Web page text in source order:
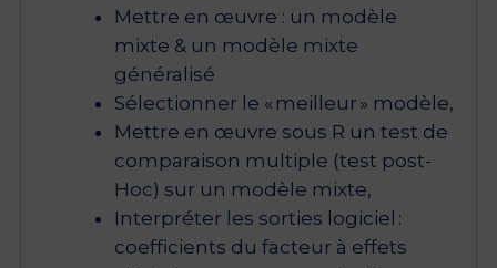
Mettre en œuvre : un modèle
mixte & un modèle mixte
généralisé
Sélectionner le « meilleur » modèle,
Mettre en œuvre sous R un test de
comparaison multiple (test post-
Hoc) sur un modèle mixte,
Interpréter les sorties logiciel :
coefficients du facteur à effets